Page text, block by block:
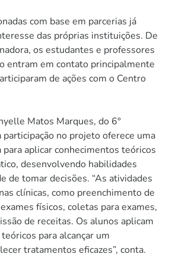
com base em parcerias já
das próprias instituições. De
os estudantes e professores
entram em contato principalmente
de ações com o Centro
Matos Marques, do 6°
no projeto oferece uma
aplicar conhecimentos teóricos
desenvolvendo habilidades
de tomar decisões. “As atividades
clínicas, como preenchimento de
físicos, coletas para exames,
de receitas. Os alunos aplicam
para alcançar um
tratamentos eficazes”, conta.